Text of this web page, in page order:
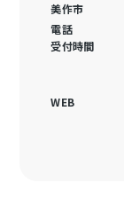
美作市
電話
受付時間
WEB